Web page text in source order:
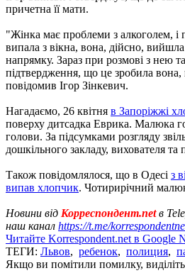
причетна її мати.
"Жінка має проблеми з алкоголем, і
випала з вікна, вона, дійсно,
напрямку. Зараз при розмові з нею
підтвердження, що це зробила вона,
повідомив Ігор Зінкевич.
Нагадаємо, 26 квітня в Запоріжжі
поверху дитсадка Еврика. Малюка
голови. За підсумками розгляду
дошкільного закладу, вихователя
Також повідомлялося, що в Одесі з
випав хлопчик. Чотирирічний
Новини від Корреспондент.netв
наш канал https://t.me/
Читайте Korrespondent.net в Google
ТЕГИ: Львов, ребенок, полиция,
Якщо ви помітили помилку, виділіть